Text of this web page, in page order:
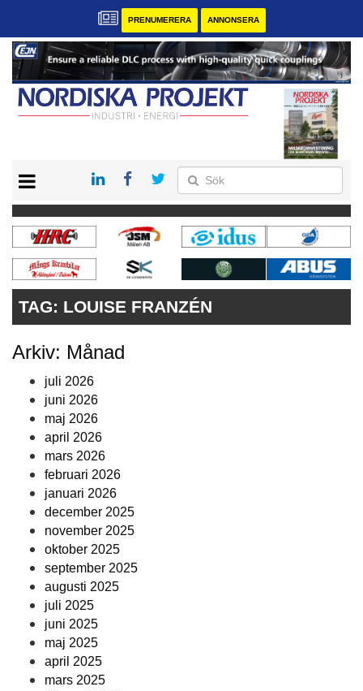
PRENUMERERA ANNONSERA
KONTAKT
VÅRA ANDRA MAGASIN
PRENUMERERA
ANNONSERA
TAG: LOUISE FRANZÉN
Arkiv: Månad
juli 2026
juni 2026
maj 2026
april 2026
mars 2026
februari 2026
januari 2026
december 2025
november 2025
oktober 2025
september 2025
augusti 2025
juli 2025
juni 2025
maj 2025
april 2025
mars 2025